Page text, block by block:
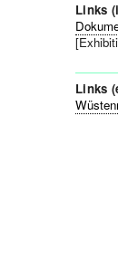
Links
Links